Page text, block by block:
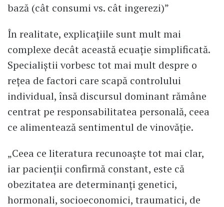
bază (cât consumi vs. cât ingerezi)”
În realitate, explicațiile sunt mult mai
complexe decât această ecuație simplificată.
Specialiștii vorbesc tot mai mult despre o
rețea de factori care scapă controlului
individual, însă discursul dominant rămâne
centrat pe responsabilitatea personală, ceea
ce alimentează sentimentul de vinovăție.
„Ceea ce literatura recunoaște tot mai clar,
iar pacienții confirmă constant, este că
obezitatea are determinanți genetici,
hormonali, socioeconomici, traumatici, de